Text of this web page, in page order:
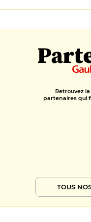
Retrouvez
partenaires qui
TOUS